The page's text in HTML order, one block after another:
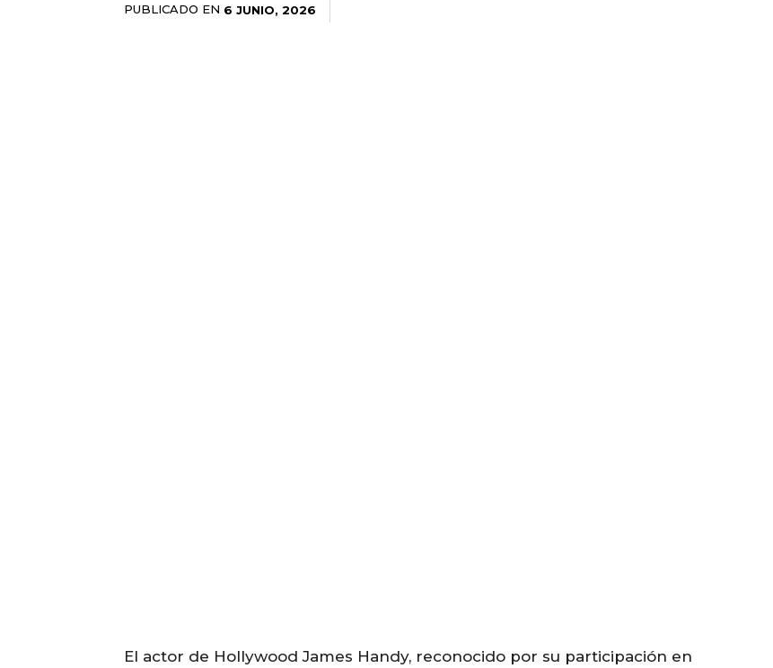
PUBLICADO EN 6 JUNIO, 2026
El actor de Hollywood James Handy, reconocido por su participación en